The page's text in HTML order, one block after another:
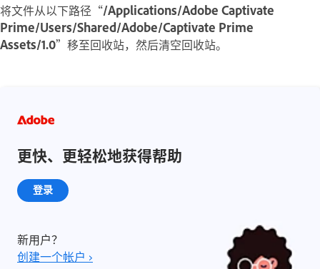
将文件从以下路径“/Applications/Adobe Captivate
Prime/Users/Shared/Adobe/Captivate Prime
Assets/1.0”移至回收站，然后清空回收站。
更快、更轻松地获得帮助
登录
新用户？
创建一个帐户 ›